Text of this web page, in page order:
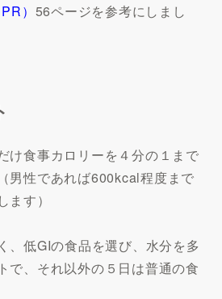
） 56ページを参考にしまし
け食事カロリーを４分の１まで
男性であれば600kcal程度まで
す）
、低GIの食品を選び、水分を多
で、それ以外の５日は普通の食